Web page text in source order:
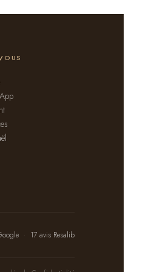
· 17 avis Resalib